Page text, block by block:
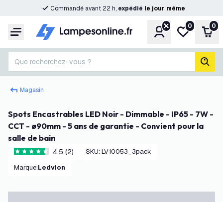
Commandé avant 22 h, expédié le jour même
Menu CompteMa liste de
0 0
Que recherchez-vous ?
Magasin
Spots Encastrables LED Noir - Dimmable - IP65 - 7W -
CCT - ø90mm - 5 ans de garantie - Convient pour la
salle de bain
4.5 étoiles de notation
4.5 (2) SKU: LV10053_3pack
Marque: Ledvion